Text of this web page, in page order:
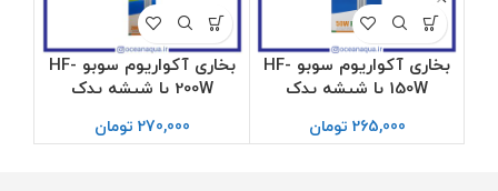
بخاری آکواریوم سوبو HF-
150W با شیشه یدک
265,000 تومان
بخاری آکواریوم سوبو HF-
200W با شیشه یدک
270,000 تومان